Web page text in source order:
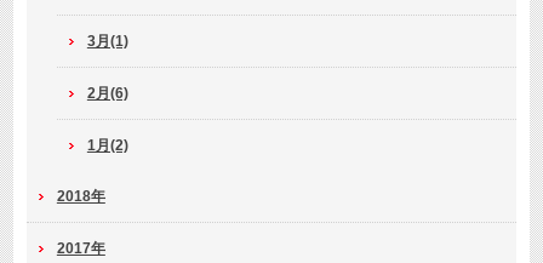
3月(1)
2月(6)
1月(2)
2018年
2017年